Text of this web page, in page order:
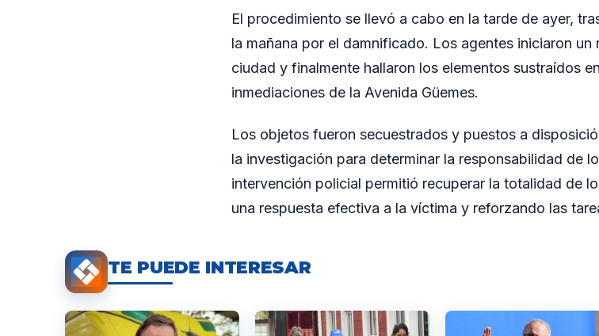
El procedimiento se llevó a cabo en la tarde de ayer,
la mañana por el damnificado. Los agentes iniciaron
ciudad y finalmente hallaron los elementos sustraídos
inmediaciones de la Avenida Güemes.
Los objetos fueron secuestrados y puestos a
la investigación para determinar la responsabilidad de
intervención policial permitió recuperar la totalidad de
una respuesta efectiva a la víctima y reforzando las
TE PUEDE INTERESAR